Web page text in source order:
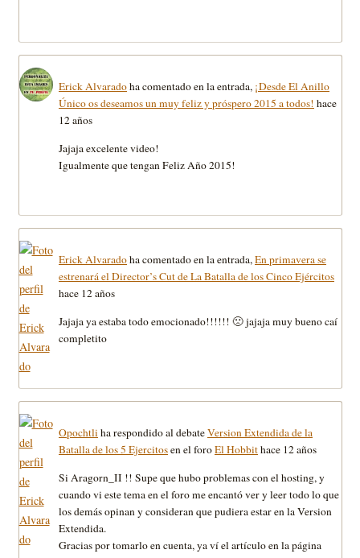
Erick Alvaradoha comentado en la entrada, ¡Desde El Anillo
Único os deseamos un muy feliz y próspero 2015 a todos! hace
12 años
Jajaja excelente video!
Igualmente que tengan Feliz Año 2015!
Erick Alvaradoha comentado en la entrada,En primavera se
estrenará el Director’s Cut de La Batalla de los Cinco Ejércitos
hace 12 años
Jajaja ya estaba todo emocionado!!!!!! 🙁 jajaja muy bueno caí
completito
Opochtliha respondido al debateVersion Extendida de la
Batalla de los 5 Ejercitosen el foroEl Hobbithace 12 años
Si Aragorn_II !! Supe que hubo problemas con el hosting, y
cuando vi este tema en el foro me encantó ver y leer todo lo que
los demás opinan y consideran que pudiera estar en la Version
Extendida.
Gracias por tomarlo en cuenta, ya ví el artículo en la página